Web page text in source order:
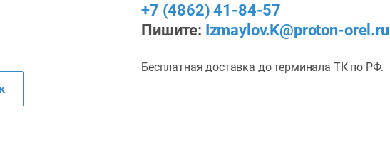
+7 (4862) 41-84-57
Пишите: Izmaylov.K@proton-orel.ru
Бесплатная доставка до терминала ТК по РФ.